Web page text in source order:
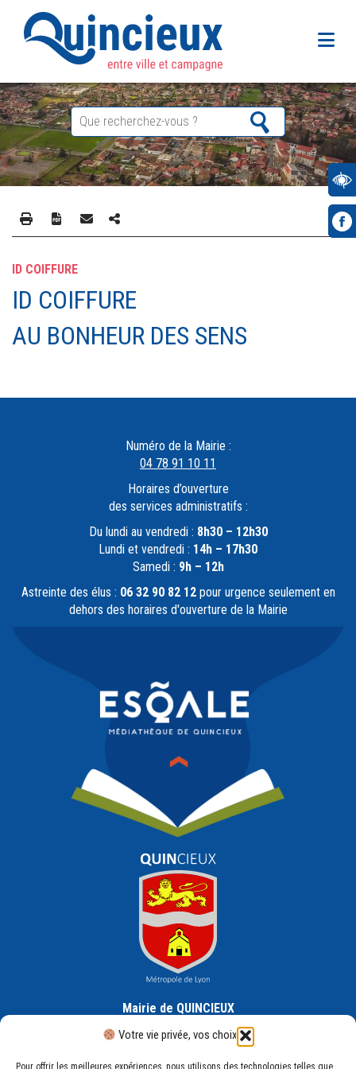
Votre vie privée, vos choix
Pour offrir les meilleures expériences, nous utilisons des technologies telles que
ID COIFFURE
ID COIFFURE
AU BONHEUR DES SENS
Numéro de la Mairie :
04 78 91 10 11
Horaires d’ouverture
des services administratifs :
Du lundi au vendredi : 8h30 – 12h30
Lundi et vendredi : 14h – 17h30
Samedi : 9h – 12h
Astreinte des élus : 06 32 90 82 12pour urgence seulement en
dehors des horaires d'ouverture de la Mairie
Mairie de QUINCIEUX
30 Rue de la République, 69650 Quincieux